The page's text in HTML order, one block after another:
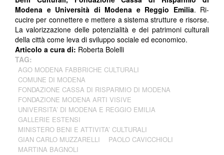
Modena e Università di Modena e Reggio Emilia. Ri-
cucire per connettere e mettere a sistema strutture e risorse.
La valorizzazione delle potenzialità e dei patrimoni culturali
della città come leva di sviluppo sociale ed economico.
Articolo a cura di: Roberta Bolelli
TAG:
AGO MODENA FABBRICHE CULTURALI
COMUNE DI MODENA
FONDAZIONE CASSA DI RISPARMIO DI MODENA
FONDAZIONE MODENA ARTI VISIVE
UNIVERSITA’ DI MODENA E REGGIO EMILIA
GALLERIE ESTENSI
MINISTERO BENI E ATTIVITA’ CULTURALI
GIAN CARLO MUZZARELLI
PAOLO CAVICCHIOLI
MARTINA BAGNOLI